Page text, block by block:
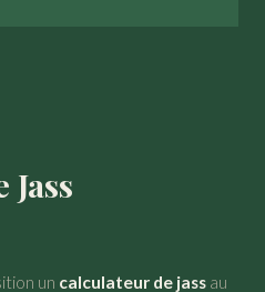
un calculateur de jass au